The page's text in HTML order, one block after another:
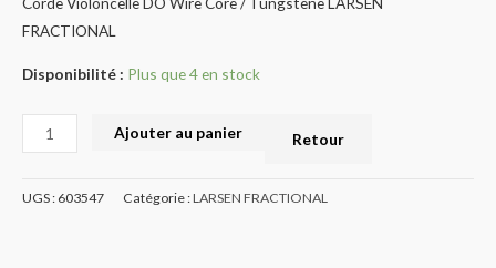
FRACTIONAL
Disponibilité : Plus que 4 en stock
Ajouter au panier Retour
UGS : 603547 Catégorie :LARSEN FRACTIONAL